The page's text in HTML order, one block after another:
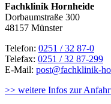
Fachklinik Hornheide
Dorbaumstraße 300
48157 Münster
Telefon: 0251 / 32 87-0
Telefax: 0251 / 32 87-299
E-Mail: post@fachklinik-
>> weitere Infos zur